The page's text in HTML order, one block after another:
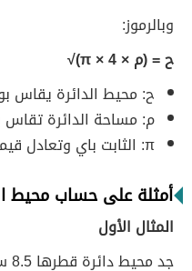
وبالرموز:
ح = (م × π × 4)√
ح: محيط الدائرة يقاس
م: مساحة الدائرة
π: الثابت باي وتعادل قيمته 3.14 أو 22/7.
أمثلة على حساب محيط
المثال الأول
جد محيط دائرة قطرها 8.5 سم؟ [مرجع]